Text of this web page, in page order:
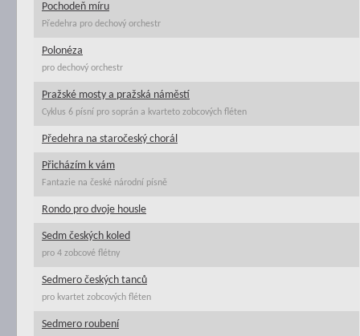
Pochodeň míru
Předehra pro dechový orchestr
Polonéza
pro dechový orchestr
Pražské mosty a pražská náměstí
Cyklus 6 písní pro soprán a kvarteto zobcových fléten
Předehra na staročeský chorál
Přicházím k vám
Fantazie na české národní písně
Rondo pro dvoje housle
Sedm českých koled
pro 4 zobcové flétny
Sedmero českých tanců
pro kvartet zobcových fléten
Sedmero roubení